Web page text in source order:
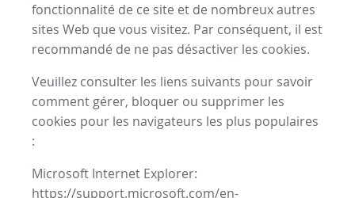
fonctionnalité de ce site et de nombreux autres
sites Web que vous visitez. Par conséquent, il est
recommandé de ne pas désactiver les cookies.
Veuillez consulter les liens suivants pour savoir
comment gérer, bloquer ou supprimer les
cookies pour les navigateurs les plus populaires
:
Microsoft Internet Explorer:
https://support.microsoft.com/en-